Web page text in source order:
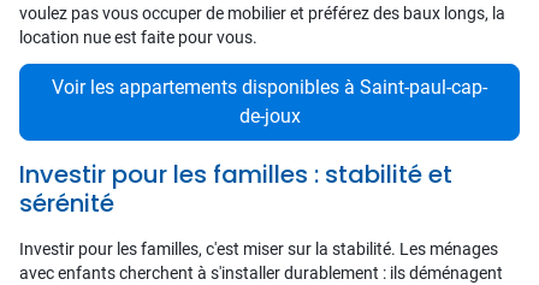
voulez pas vous occuper de mobilier et préférez des baux longs, la
location nue est faite pour vous.
Voir les appartements disponibles à Saint-paul-cap-
de-joux
Investir pour les familles : stabilité et
sérénité
Investir pour les familles, c'est miser sur la stabilité. Les ménages
avec enfants cherchent à s'installer durablement : ils déménagent